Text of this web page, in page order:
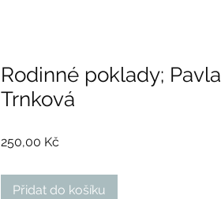
Rodinné poklady; Pavla
Trnková
250,00 Kč
Přidat do košíku